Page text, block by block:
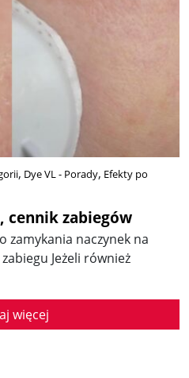
Dye VL - Porady Efekty po
cennik zabiegów
zamykania naczynek na
Jeżeli również
więcej